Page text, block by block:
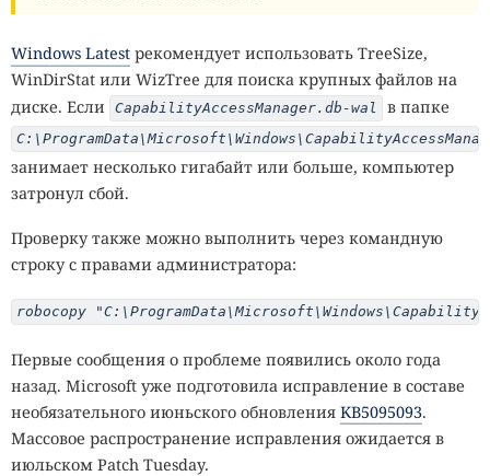
Windows Latest рекомендует использовать TreeSize,
WinDirStat или WizTree для поиска крупных файлов на
диске. Если
CapabilityAccessManager.db-wal в папке
занимает несколько гигабайт или больше, компьютер
затронул сбой.
Проверку также можно выполнить через командную
строку с правами администратора:
robocopy
Первые сообщения о проблеме появились около года
назад. Microsoft уже подготовила исправление в составе
необязательного июньского обновления KB5095093.
Массовое распространение исправления ожидается в
июльском Patch Tuesday.